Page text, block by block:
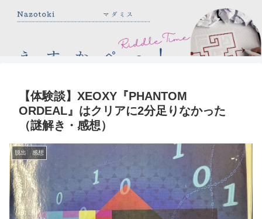
【体験談】XEOXY『PHANTOM
ORDEAL』はクリアに2分足りなかった
（謎解き・感想）
脱出 感想